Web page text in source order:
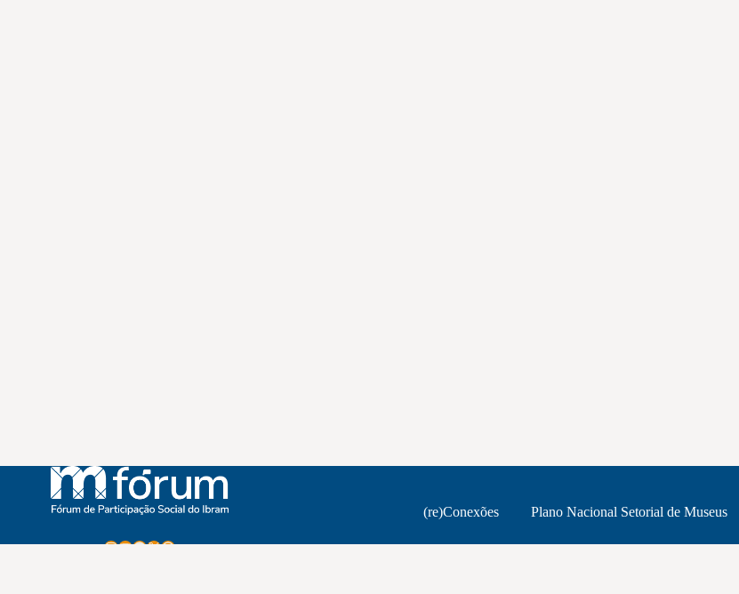
Instagram
Youtube
Facebook
X WhatsApp
(re)Conexões Plano Nacional Setorial de Museus